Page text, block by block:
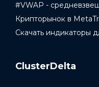
#VWAP -
Крипторынок в
Скачать индикаторы
ClusterDelta